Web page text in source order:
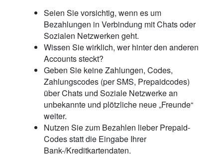
Seien Sie vorsichtig, wenn es um
Bezahlungen in Verbindung mit Chats oder
Sozialen Netzwerken geht.
Wissen Sie wirklich, wer hinter den anderen
Accounts steckt?
Geben Sie keine Zahlungen, Codes,
Zahlungscodes (per SMS, Prepaidcodes)
über Chats und Soziale Netzwerke an
unbekannte und plötzliche neue „Freunde“
weiter.
Nutzen Sie zum Bezahlen lieber Prepaid-
Codes statt die Eingabe Ihrer
Bank-/Kreditkartendaten.